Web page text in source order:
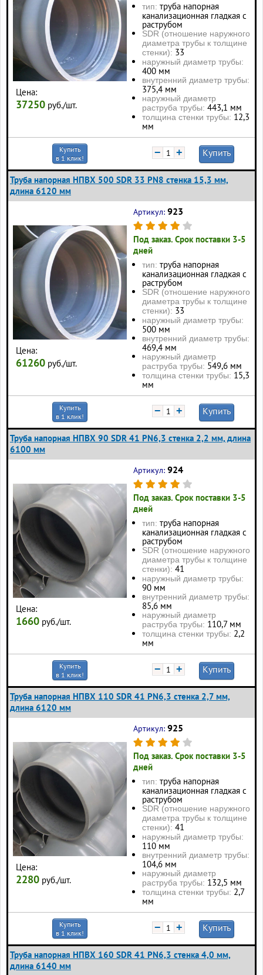
Цена:
37250 руб./шт.
тип: труба напорная
канализационная гладкая с
раструбом
SDR (отношение наружного
диаметра трубы к толщине
стенки): 33
наружный диаметр трубы:
400 мм
внутренний диаметр трубы:
375,4 мм
наружный диаметр
раструба трубы: 443,1 мм
толщина стенки трубы: 12,3
мм
Купить
в 1 клик!
− + Купить
Труба напорная НПВХ 500 SDR 33 PN8 стенка 15,3 мм,
длина 6120 мм
Цена:
61260 руб./шт.
Артикул: 923
Под заказ. Срок поставки 3-5
дней
тип: труба напорная
канализационная гладкая с
раструбом
SDR (отношение наружного
диаметра трубы к толщине
стенки): 33
наружный диаметр трубы:
500 мм
внутренний диаметр трубы:
469,4 мм
наружный диаметр
раструба трубы: 549,6 мм
толщина стенки трубы: 15,3
мм
Купить
в 1 клик!
− + Купить
Труба напорная НПВХ 90 SDR 41 PN6,3 стенка 2,2 мм, длина
6100 мм
Цена:
1660 руб./шт.
Артикул: 924
Под заказ. Срок поставки 3-5
дней
тип: труба напорная
канализационная гладкая с
раструбом
SDR (отношение наружного
диаметра трубы к толщине
стенки): 41
наружный диаметр трубы:
90 мм
внутренний диаметр трубы:
85,6 мм
наружный диаметр
раструба трубы: 110,7 мм
толщина стенки трубы: 2,2
мм
Купить
в 1 клик!
− + Купить
Труба напорная НПВХ 110 SDR 41 PN6,3 стенка 2,7 мм,
длина 6120 мм
Цена:
2280 руб./шт.
Артикул: 925
Под заказ. Срок поставки 3-5
дней
тип: труба напорная
канализационная гладкая с
раструбом
SDR (отношение наружного
диаметра трубы к толщине
стенки): 41
наружный диаметр трубы:
110 мм
внутренний диаметр трубы:
104,6 мм
наружный диаметр
раструба трубы: 132,5 мм
толщина стенки трубы: 2,7
мм
Купить
в 1 клик!
− + Купить
Труба напорная НПВХ 160 SDR 41 PN6,3 стенка 4,0 мм,
длина 6140 мм